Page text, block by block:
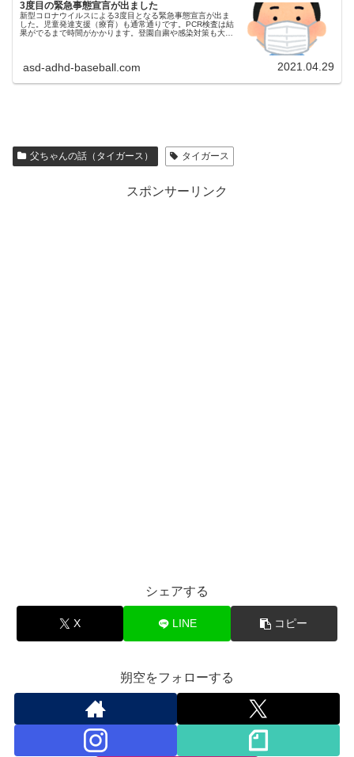
3度目の緊急事態宣言が出ました
新型コロナウイルスによる3度目となる緊急事態宣言が出ま
した。児童発達支援（療育）も通常通りです。PCR検査は結
果がでるまで時間がかかります。登園自粛や感染対策も大変
asd-adhd-baseball.com 2021.04.29
父ちゃんの話（タイガース） タイガース
スポンサーリンク
シェアする
X LINE コピー
朔空をフォローする